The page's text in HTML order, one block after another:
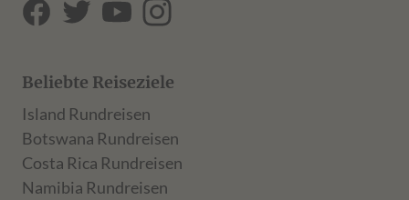
Beliebte Reiseziele
Island Rundreisen
Botswana Rundreisen
Costa Rica Rundreisen
Namibia Rundreisen